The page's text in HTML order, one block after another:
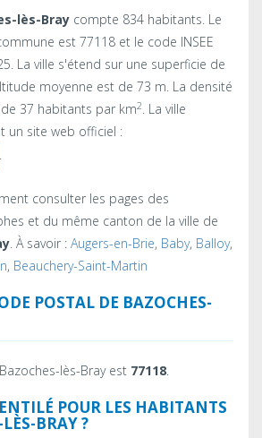
lès-Bray compte 834 habitants. Le
est 77118 et le code INSEE
La ville s'étend sur une superficie de
moyenne est de 73 m. La densité
37 habitants par km2. La ville
un site web officiel :
consulter les pages des
et du même canton de la ville de
. À savoir : Augers-en-Brie, Baby, Balloy,
, Beauchery-Saint-Martin
POSTAL DE BAZOCHES-
lès-Bray est 77118.
POUR LES HABITANTS
BRAY ?